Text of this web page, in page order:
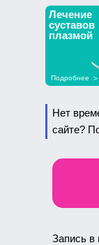
Лечение
суставов
плазмой
Нет
сайте?
Подробнее >
Запись в